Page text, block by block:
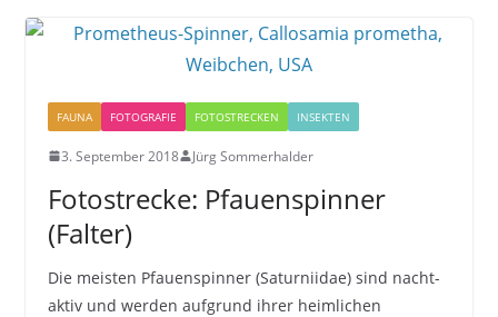
FAUNA FOTOGRAFIE FOTOSTRECKEN INSEKTEN
3. September 2018 Jürg Sommerhalder
Fotostrecke: Pfauenspinner
(Falter)
Die meisten Pfauenspinner (Saturniidae) sind nacht-
aktiv und werden aufgrund ihrer heimlichen